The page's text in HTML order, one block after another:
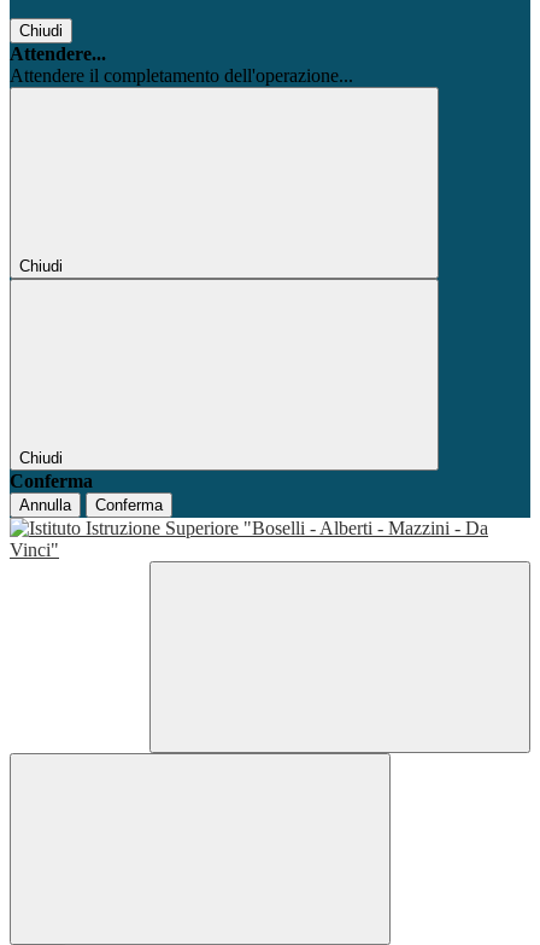
Chiudi
Attendere...
Attendere il completamento dell'operazione...
Chiudi
Chiudi
Conferma
Annulla Conferma